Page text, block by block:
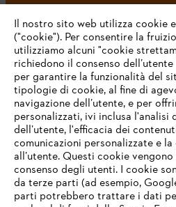
L’azienda
STIHL FAQ
Il nostro sito web utilizza cookie
("cookie"). Per consentire la
utilizziamo alcuni "cookie
richiedono il consenso
per garantire la funzionalità del
tipologie di cookie, al fine di
navigazione dell’utente, e per
personalizzati, ivi inclusa l'analisi
dell’utente, l'efficacia dei
comunicazioni personalizzate e
all’utente. Questi cookie
consenso degli utenti. I cookie
da terze parti (ad esempio,
parti potrebbero trattare i dati